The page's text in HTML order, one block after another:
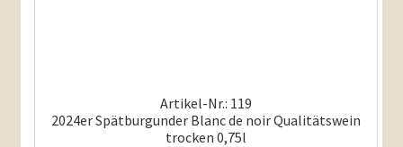
Artikel-Nr.: 119
2024er Spätburgunder Blanc de noir Qualitätswein
trocken 0,75l